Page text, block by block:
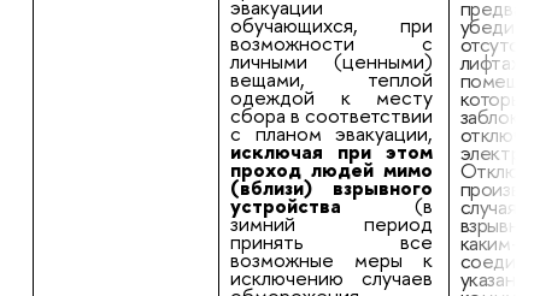
эвакуации
обучающихся, при
возможности с
личными (ценными)
вещами, теплой
одеждой к месту
сбора в соответствии
с планом эвакуации,
исключая при этом
проход людей мимо
(вблизи) взрывного
устройства (в
зимний период
принять все
возможные меры к
исключению случаев
каким-